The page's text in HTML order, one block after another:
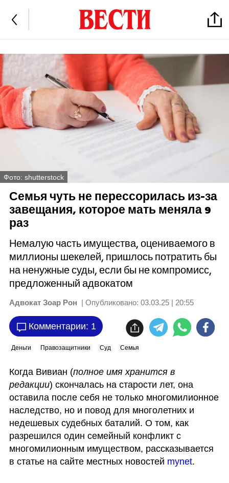
Фото: shutterstock
Семья чуть не перессорилась из-за
завещания, которое мать меняла 9
раз
Немалую часть имущества, оцениваемого в
миллионы шекелей, пришлось потратить бы
на ненужные суды, если бы не компромисс,
предложенный адвокатом
Адвокат Зоар Рон | Опубликовано: 03.03.25 | 20:55
Комментарии: 1
Деньги Правозащитники Суд Семья
Когда Вивиан (полное имя хранится в
редакции) скончалась на старости лет, она
оставила после себя не только многомилионное
наследство, но и повод для многолетних и
недешевых судебных баталий. О том, как
разрешился один семейный конфликт с
многомилионным имуществом, рассказывается
в статье на сайте местных новостей mynet.